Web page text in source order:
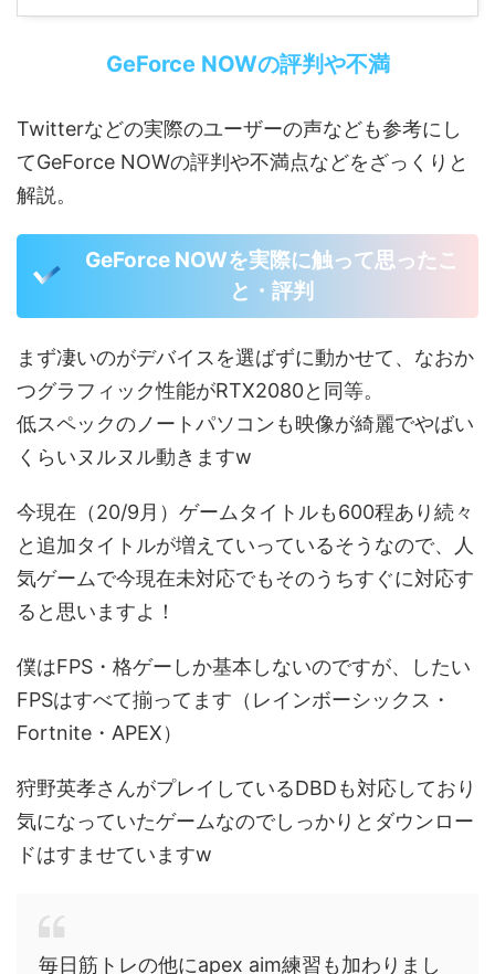
GeForce NOWの評判や不満
Twitterなどの実際のユーザーの声なども参考にし
てGeForce NOWの評判や不満点などをざっくりと
解説。
GeForce NOWを実際に触って思ったこ
と・評判
まず凄いのがデバイスを選ばずに動かせて、なおか
つグラフィック性能がRTX2080と同等。
低スペックのノートパソコンも映像が綺麗でやばい
くらいヌルヌル動きますw
今現在（20/9月）ゲームタイトルも600程あり続々
と追加タイトルが増えていっているそうなので、人
気ゲームで今現在未対応でもそのうちすぐに対応す
ると思いますよ！
僕はFPS・格ゲーしか基本しないのですが、したい
FPSはすべて揃ってます（レインボーシックス・
Fortnite・APEX）
狩野英孝さんがプレイしているDBDも対応しており
気になっていたゲームなのでしっかりとダウンロー
ドはすませていますw
毎日筋トレの他にapex aim練習も加わりまし